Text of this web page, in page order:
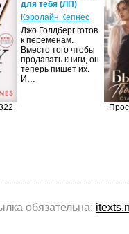
для тебя (ЛП)
Кэролайн Кепнес
Джо Голдберг готов
к переменам.
Вместо того чтобы
продавать книги, он
теперь пишет их.
И…
обязательна: